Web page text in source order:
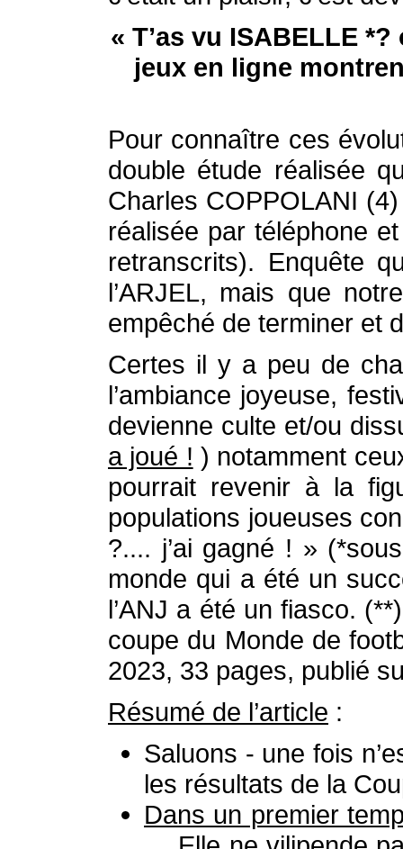
« T’as vu ISABELLE
jeux en ligne
Pour connaître ces
double étude réalisée
Charles COPPOLANI
réalisée par téléphone
retranscrits). Enquête
l’ARJEL, mais que
empêché de terminer et
Certes il y a peu de
l’ambiance joyeuse,
devienne culte et/ou
a joué ! ) notamment
pourrait revenir à la
populations joueuses
?.... j’ai gagné ! »
monde qui a été un
l’ANJ a été un fiasco.
coupe du Monde de
2023, 33 pages, publié
Résumé de l’article :
Saluons - une fois
les résultats de la
Dans un premier